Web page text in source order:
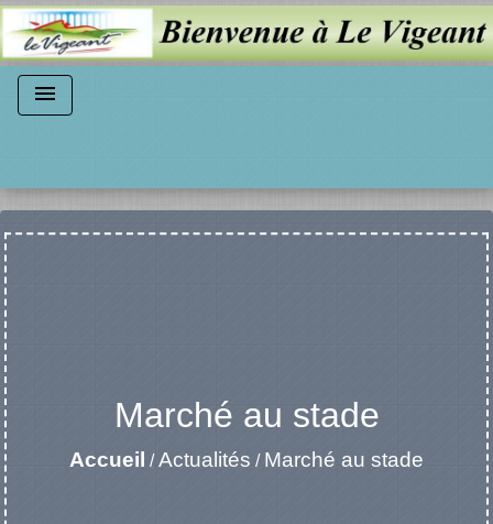
menu
Marché au stade
Accueil /Actualités / Marché au stade